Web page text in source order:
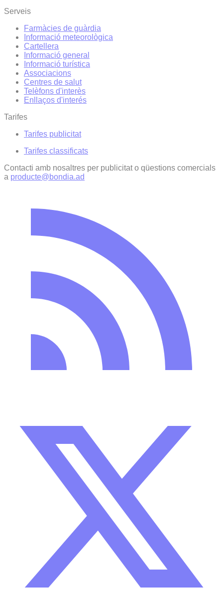
Serveis
Farmàcies de guàrdia
Informació meteorològica
Cartellera
Informació general
Informació turística
Associacions
Centres de salut
Telèfons d'interès
Enllaços d'interés
Tarifes
Tarifes publicitat
Tarifes classificats
Contacti amb nosaltres per publicitat o qüestions comercials
a producte@bondia.ad